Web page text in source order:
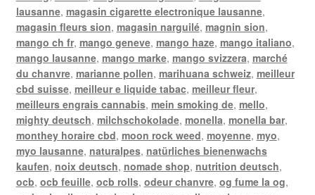
lausanne, magasin cigarette electronique lausanne,
magasin fleurs sion, magasin narguilé, magnin sion,
mango ch fr, mango geneve, mango haze, mango italiano,
mango lausanne, mango marke, mango svizzera, marché
du chanvre, marianne pollen, marihuana schweiz, meilleur
cbd suisse, meilleur e liquide tabac, meilleur fleur,
meilleurs engrais cannabis, mein smoking de, mello,
mighty deutsch, milchschokolade, monella, monella bar,
monthey horaire cbd, moon rock weed, moyenne, myo,
myo lausanne, naturalpes, natürliches bienenwachs
kaufen, noix deutsch, nomade shop, nutrition deutsch,
ocb, ocb feuille, ocb rolls, odeur chanvre, og fume la og,